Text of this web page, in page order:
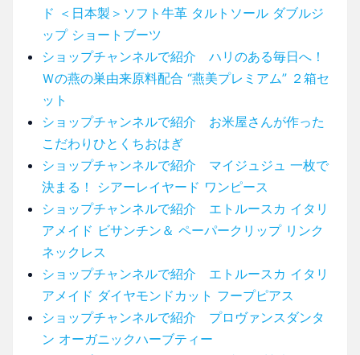
ド ＜日本製＞ソフト牛革 タルトソール ダブルジ
ップ ショートブーツ
ショップチャンネルで紹介 ハリのある毎日へ！
Ｗの燕の巣由来原料配合 “燕美プレミアム” ２箱セ
ット
ショップチャンネルで紹介 お米屋さんが作った
こだわりひとくちおはぎ
ショップチャンネルで紹介 マイジュジュ 一枚で
決まる！ シアーレイヤード ワンピース
ショップチャンネルで紹介 エトルースカ イタリ
アメイド ビサンチン＆ ペーパークリップ リンク
ネックレス
ショップチャンネルで紹介 エトルースカ イタリ
アメイド ダイヤモンドカット フープピアス
ショップチャンネルで紹介 プロヴァンスダンタ
ン オーガニックハーブティー